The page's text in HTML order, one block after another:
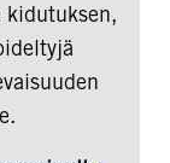
kidutuksen,